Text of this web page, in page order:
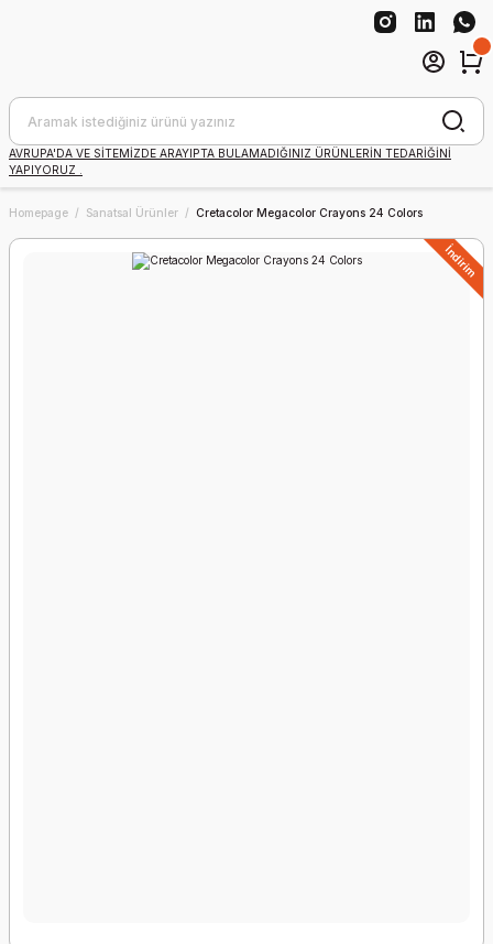
AVRUPA'DA VE SİTEMİZDE ARAYIPTA BULAMADIĞINIZ ÜRÜNLERİN TEDARİĞİNİ
YAPIYORUZ .
Homepage Sanatsal Ürünler Cretacolor Megacolor Crayons 24 Colors
İndirim